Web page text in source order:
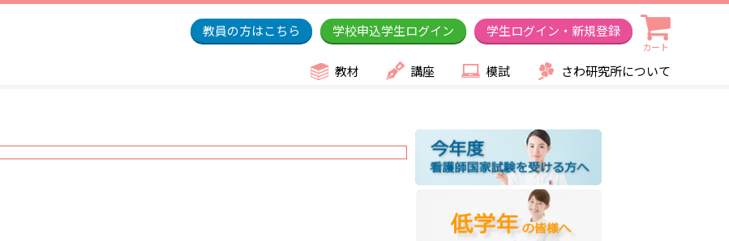
教員の方はこちら 学校申込学生ログイン 学生ログイン・新規登録
カート
教材 講座 模試 さわ研究所について